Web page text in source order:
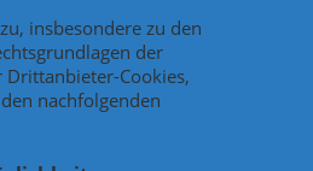
insbesondere zu den
der
Cookies,
nachfolgenden